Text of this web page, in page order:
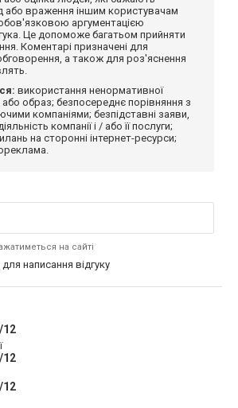
або враження іншим користувачам
аргументацією
Це допоможе багатьом прийняти
Коментарі призначені для
а також для роз'яснення
використання ненормативної
образ; безпосереднє порівняння з
компаніями; безпідставні заяви,
компанії і / або її послуги;
на сторонні інтернет-ресурси;
на сайті
для написання відгуку
12
12
12